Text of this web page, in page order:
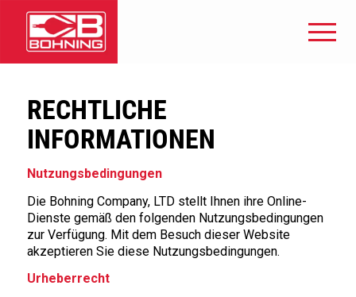
RECHTLICHE
INFORMATIONEN
Nutzungsbedingungen
Die Bohning Company, LTD stellt Ihnen ihre Online-
Dienste gemäß den folgenden Nutzungsbedingungen
zur Verfügung. Mit dem Besuch dieser Website
akzeptieren Sie diese Nutzungsbedingungen.
Urheberrecht